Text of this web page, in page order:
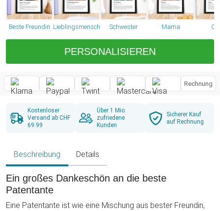
Beste Freundin Lieblingsmensch Schwester Mama
PERSONALISIEREN
Rechnung
Kostenloser
Versand ab CHF
69.99
Über 1 Mio.
zufriedene
Kunden
Sicherer Kauf
auf Rechnung
Beschreibung Details
Ein großes Dankeschön an die beste
Patentante
Eine Patentante ist wie eine Mischung aus bester Freundin,